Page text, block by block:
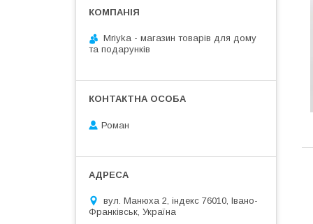
Mriyka - магазин товарів для дому
та подарунків
Роман
вул. Манюха 2, індекс 76010, Івано-
Франківськ, Україна